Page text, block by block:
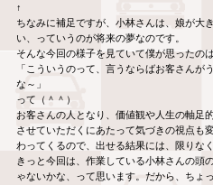
↑
ちなみに補足ですが、小林さんは、娘が大
い、っていうのが将来の夢なのです。
そんな今回の様子を見ていて僕が思ったの
「こういうのって、言うならばお客さんが
な～」
って（＾＾）
お客さんの人となり、価値観や人生の軸足
させていただくにあたって気づきの視点も
わってくるので、出せる結果には、限りな
きっと今回は、作業している小林さんの頭
ゃないかな、って思います。だから、ちょ